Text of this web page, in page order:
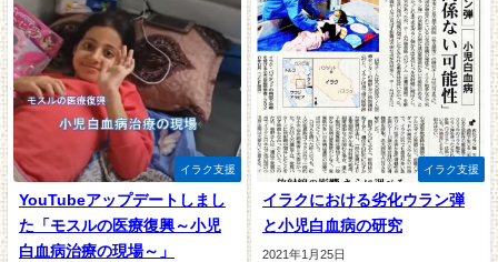
イラク支援
YouTubeアップデートしまし
た「モスルの医療復興～小児
白血病治療の現場～」
イラク支援
イラクにおける劣化ウラン弾
と小児白血病の研究
2021年1月25日